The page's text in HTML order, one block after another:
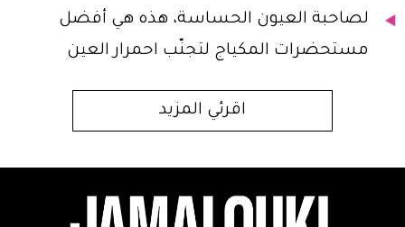
لصاحبة العيون الحساسة، هذه هي أفضل
مستحضرات المكياج لتجنّب احمرار العين
اقرئي المزيد